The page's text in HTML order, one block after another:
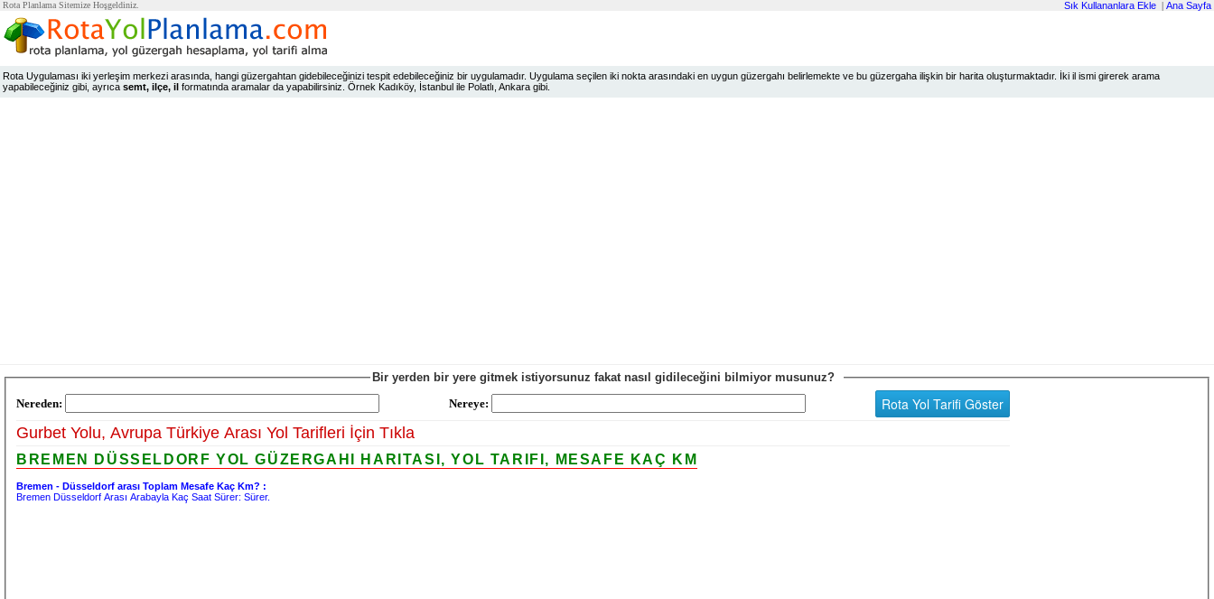
Rota Planlama Sitemize Hoşgeldiniz. Sık Kullananlara Ekle | Ana Sayfa
Rota Uygulaması iki yerleşim merkezi arasında, hangi güzergahtan gidebileceğinizi tespit edebileceğiniz bir uygulamadır. Uygulama seçilen iki nokta arasındaki en uygun güzergahı belirlemekte ve bu güzergaha ilişkin bir harita oluşturmaktadır. İki il ismi girerek arama
yapabileceğiniz gibi, ayrıca semt, ilçe, il formatında aramalar da yapabilirsiniz. Örnek Kadıköy, İstanbul ile Polatlı, Ankara gibi.
Bir yerden bir yere gitmek istiyorsunuz fakat nasıl gidileceğini bilmiyor musunuz?
Nereden:
Nereye:
Gurbet Yolu, Avrupa Türkiye Arası Yol Tarifleri İçin Tıkla
BREMEN DÜSSELDORF YOL GÜZERGAHI HARITASI, YOL TARIFI, MESAFE KAÇ KM
Bremen - Düsseldorf arası Toplam Mesafe Kaç Km? :
Bremen Düsseldorf Arası Arabayla Kaç Saat Sürer:Sürer.